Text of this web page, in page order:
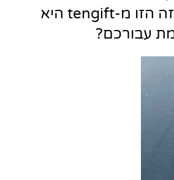
למה דווקא המזוזה הזו מ-tengift היא
עבורכם?